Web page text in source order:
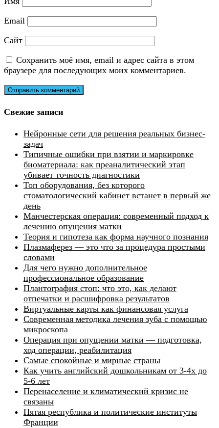
Email
Сайт
Сохранить моё имя, email и адрес сайта в этом
браузере для последующих моих комментариев.
Свежие записи
Нейронные сети для решения реальных бизнес-
задач
Типичные ошибки при взятии и маркировке
биоматериала: как преаналитический этап
убивает точность диагностики
Топ оборудования, без которого
стоматологический кабинет встанет в первый же
день
Манчестерская операция: современный подход к
лечению опущения матки
Теория и гипотеза как форма научного познания
Плазмаферез — это что за процедура простыми
словами
Для чего нужно дополнительное
профессиональное образование
Плантография стоп: что это, как делают
отпечатки и расшифровка результатов
Виртуальные карты как финансовая услуга
Современная методика лечения зуба с помощью
микроскопа
Операция при опущении матки — подготовка,
ход операции, реабилитация
Самые спокойные и мирные страны
Как учить английский дошкольникам от 3-4х до
5-6 лет
Перенаселение и климатический кризис не
связаны
Пятая республика и политические институты
Франции